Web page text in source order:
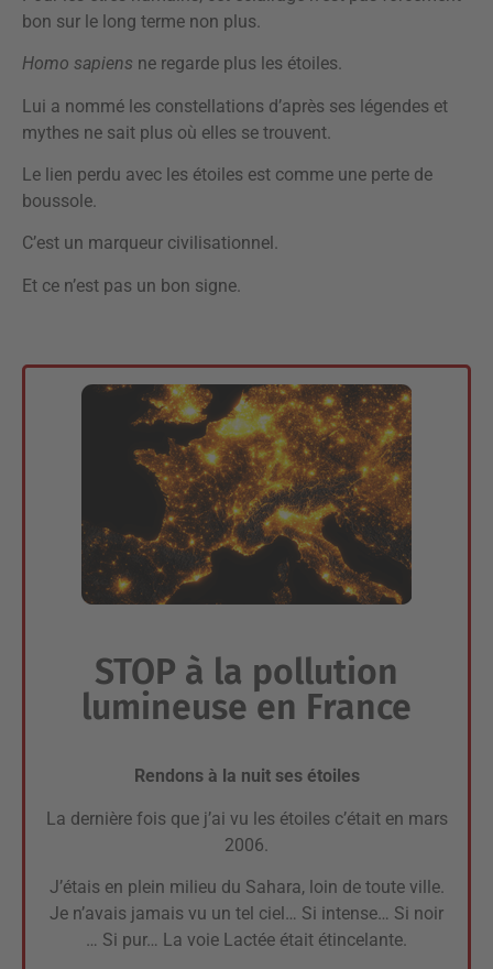
bon sur le long terme non plus.
Homo sapiens ne regarde plus les étoiles.
Lui a nommé les constellations d’après ses légendes et
mythes ne sait plus où elles se trouvent.
Le lien perdu avec les étoiles est comme une perte de
boussole.
C’est un marqueur civilisationnel.
Et ce n’est pas un bon signe.
STOP à la pollution
lumineuse en France
Rendons à la nuit ses étoiles
La dernière fois que j’ai vu les étoiles c’était en mars
2006.
J’étais en plein milieu du Sahara, loin de toute ville.
Je n’avais jamais vu un tel ciel… Si intense… Si noir
… Si pur… La voie Lactée était étincelante.